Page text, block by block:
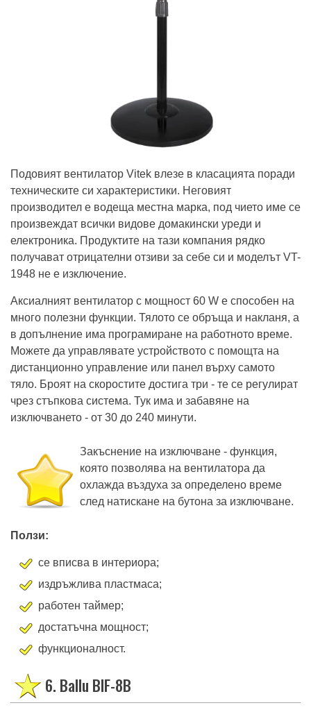
Подовият вентилатор Vitek влезе в класацията поради
техническите си характеристики. Неговият
производител е водеща местна марка, под чието име се
произвеждат всички видове домакински уреди и
електроника. Продуктите на тази компания рядко
получават отрицателни отзиви за себе си и моделът VT-
1948 не е изключение.
Аксиалният вентилатор с мощност 60 W е способен на
много полезни функции. Тялото се обръща и накланя, а
в допълнение има програмиране на работното време.
Можете да управлявате устройството с помощта на
дистанционно управление или панел върху самото
тяло. Броят на скоростите достига три - те се регулират
чрез стъпкова система. Тук има и забавяне на
изключването - от 30 до 240 минути.
Закъснение на изключване - функция,
която позволява на вентилатора да
охлажда въздуха за определено време
след натискане на бутона за изключване.
Ползи:
се вписва в интериора;
издръжлива пластмаса;
работен таймер;
достатъчна мощност;
функционалност.
6. Ballu BIF-8B